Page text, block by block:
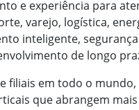
e experiência para
varejo, logística,
inteligente,
de longo
filiais em todo o
que abrangem mais